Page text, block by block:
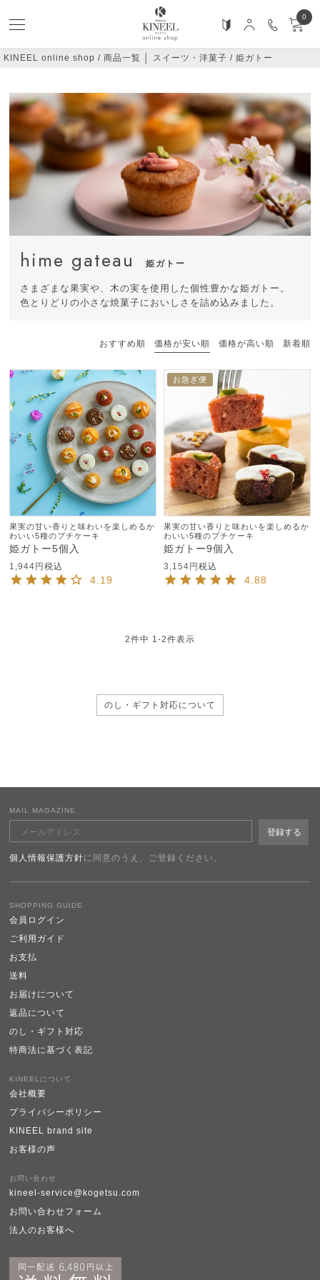
0
KINEEL online shop 商品一覧 │ スイーツ・洋菓子 姫ガトー
hime gateau 姫ガトー
さまざまな果実や、木の実を使用した個性豊かな姫ガトー。
色とりどりの小さな焼菓子においしさを詰め込みました。
おすすめ順 価格が安い順 価格が高い順 新着順
果実の甘い香りと味わいを楽しめるか
わいい5種のプチケーキ
姫ガトー5個入
1,944 税込
4.19
お急ぎ便
果実の甘い香りと味わいを楽しめるか
わいい5種のプチケーキ
姫ガトー9個入
3,154 税込
4.88
2件中 1 -2件表示
のし・ギフト対応について
SHOPPING GUIDE
会員ログイン
ご利用ガイド
お支払
送料
お届けについて
返品について
のし・ギフト対応
特商法に基づく表記
KINEELについて
会社概要
プライバシーポリシー
KINEEL brand site
お客様の声
お問い合わせ
kineel-service@kogetsu.com
お問い合わせフォーム
法人のお客様へ
MAIL MAGAZINE
個人情報保護方針に同意のうえ、ご登録ください。